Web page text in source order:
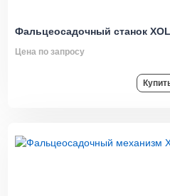
Фальцеосадочный станок
Цена по запросу